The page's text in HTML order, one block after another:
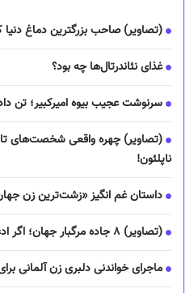
(تصاویر) صاحب بزرگترین دماغ
غذای نئاندرتال‌ها چه بود؟
سرنوشت عجیب بیوه امیرکبیر؛ تن
(تصاویر) چهره واقعی شخصت‌های
ناپلئون!
داستان غم انگیز «زشت‌ترین زن
(تصاویر) ۸ جاده مرگبار جهان؛ اگر ادعای رانندگی دارید بفرمایید!
ماجرای خواندنی دلبری زن آلمانی